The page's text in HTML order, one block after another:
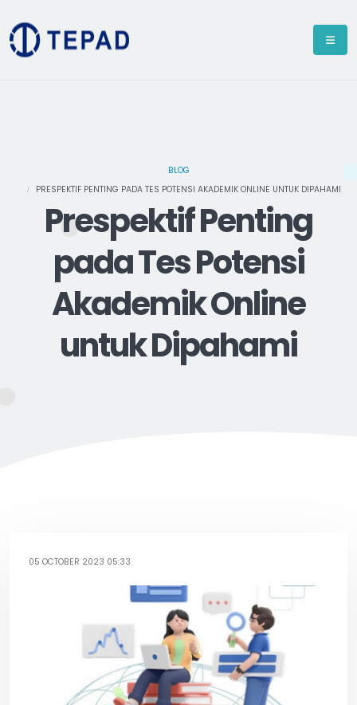
BLOG
PRESPEKTIF PENTING PADA TES POTENSI AKADEMIK ONLINE UNTUK DIPAHAMI
Prespektif Penting
pada Tes Potensi
Akademik Online
untuk Dipahami
05 OCTOBER 2023 05:33